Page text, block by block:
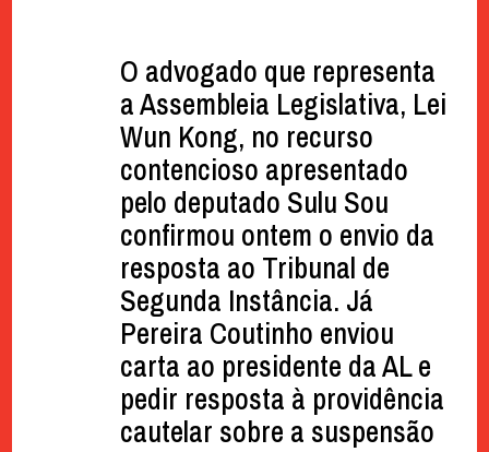
O advogado que representa
a Assembleia Legislativa, Lei
Wun Kong, no recurso
contencioso apresentado
pelo deputado Sulu Sou
confirmou ontem o envio da
resposta ao Tribunal de
Segunda Instância. Já
Pereira Coutinho enviou
carta ao presidente da AL e
pedir resposta à providência
cautelar sobre a suspensão